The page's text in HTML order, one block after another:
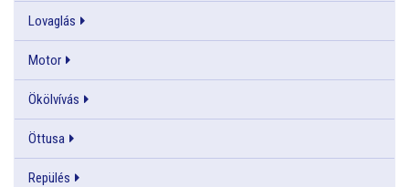
Lovaglás
Motor
Ökölvívás
Öttusa
Repülés